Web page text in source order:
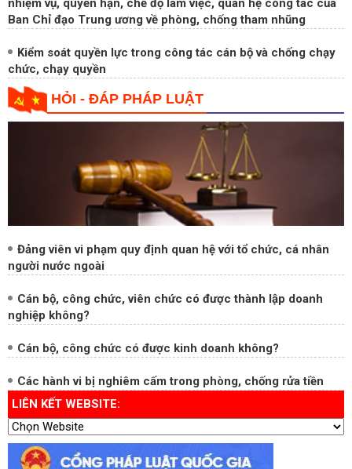
HỎI - ĐÁP PHÁP LUẬT
Đảng viên vi phạm quy định quan hệ với tổ chức, cá nhân
người nước ngoài
Cán bộ, công chức, viên chức có được thành lập doanh
Cán bộ, công chức có được kinh doanh không?
Các hành vi bị nghiêm cấm trong phòng, chống rửa tiền
LIÊN KẾT WEBSITE:
Trang chủ Hộp thư điện tử công vụ
TRANG THÔNG TIN ĐIỆN TỬ TỔNG HỢP BAN NỘI CHÍNH